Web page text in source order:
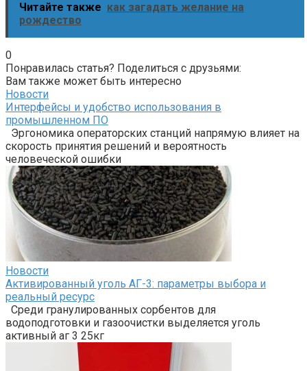
Читайте также как загадать желание на
рождество
0
Понравилась статья? Поделиться с друзьями:
Вам также может быть интересно
Новости
Интерфейсы и удобство использования в
промышленном ПО
Эргономика операторских станций напрямую влияет на
скорость принятия решений и вероятность
человеческой ошибки
Новости
Активированный уголь АГ-3: параметры выбора и
реальный ресурс
Среди гранулированных сорбентов для
водоподготовки и газоочистки выделяется уголь
активный аг 3 25кг